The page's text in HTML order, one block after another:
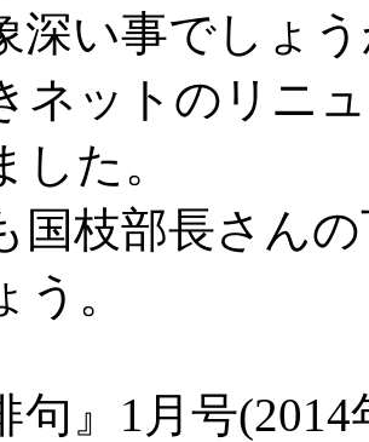
深い事でしょ
ットのリニ
した。
国枝部長さん
う。
』1月号